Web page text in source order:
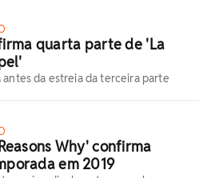
quarta parte de 'La
da estreia da terceira parte
Why' confirma
em 2019